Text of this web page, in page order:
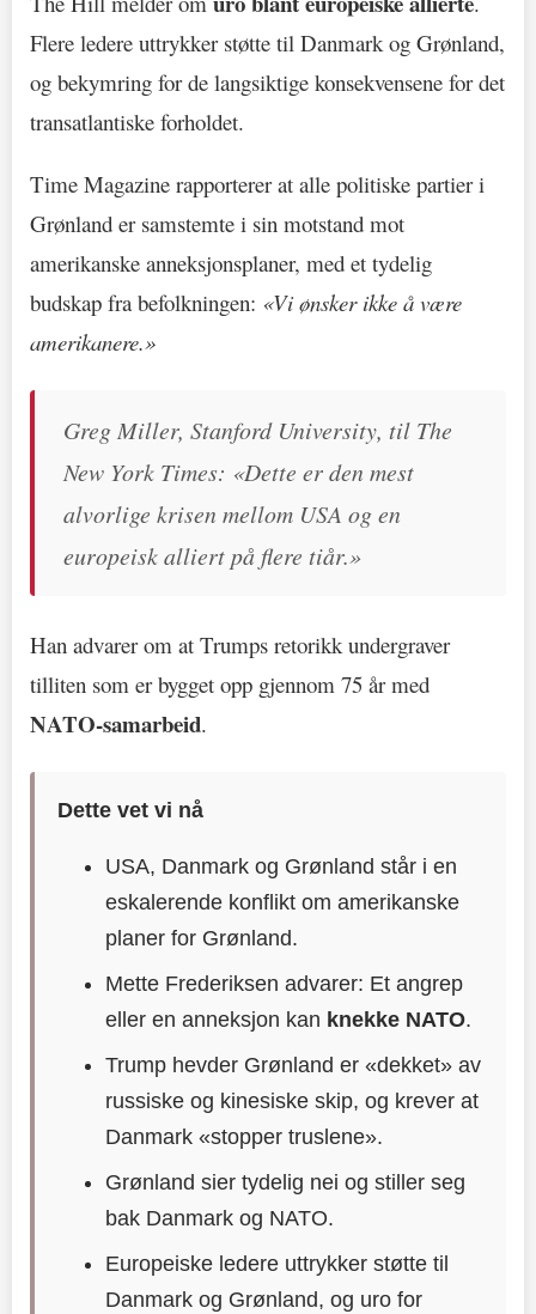
Flere ledere uttrykker støtte til Danmark og Grønland,
og bekymring for de langsiktige konsekvensene for det
transatlantiske forholdet.
Time Magazine rapporterer at alle politiske partier i
Grønland er samstemte i sin motstand mot
amerikanske anneksjonsplaner, med et tydelig
budskap fra befolkningen: «Vi ønsker ikke å være
amerikanere.»
Greg Miller, Stanford University, til The
New York Times: «Dette er den mest
alvorlige krisen mellom USA og en
europeisk alliert på flere tiår.»
Han advarer om at Trumps retorikk undergraver
tilliten som er bygget opp gjennom 75 år med
NATO-samarbeid.
Dette vet vi nå
USA, Danmark og Grønland står i en
eskalerende konflikt om amerikanske
planer for Grønland.
Mette Frederiksen advarer: Et angrep
eller en anneksjon kan knekke NATO.
Trump hevder Grønland er «dekket» av
russiske og kinesiske skip, og krever at
Danmark «stopper truslene».
Grønland sier tydelig nei og stiller seg
bak Danmark og NATO.
Europeiske ledere uttrykker støtte til
Danmark og Grønland, og uro for